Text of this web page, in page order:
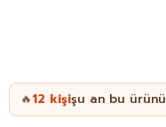
🔥12 kişişu an bu ürünü